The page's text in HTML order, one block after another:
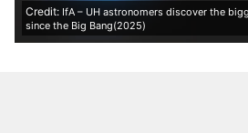
Credit: IfA – UH astronomers discover the
since the Big Bang(2025)